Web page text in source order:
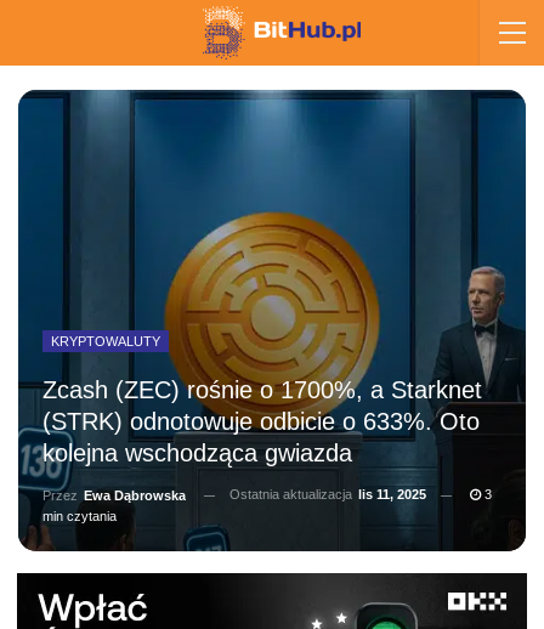
KRYPTOWALUTY
Zcash (ZEC) rośnie o 1700%, a Starknet
(STRK) odnotowuje odbicie o 633%. Oto
kolejna wschodząca gwiazda
Przez Ewa Dąbrowska Ostatnia aktualizacja lis 11, 2025
3
min czytania